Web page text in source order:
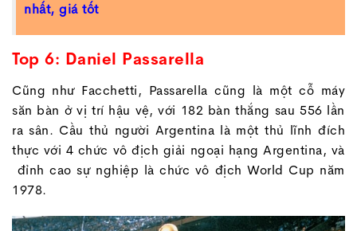
nhất, giá tốt
Top 6: Daniel Passarella
Cũng như Facchetti, Passarella cũng là một cỗ máy
săn bàn ở vị trí hậu vệ, với 182 bàn thắng sau 556 lần
ra sân. Cầu thủ người Argentina là một thủ lĩnh đích
thực với 4 chức vô địch giải ngoại hạng Argentina, và
đỉnh cao sự nghiệp là chức vô địch World Cup năm
1978.